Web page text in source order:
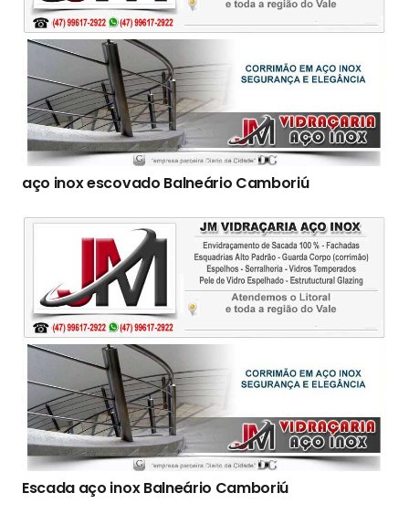
aço inox escovado Balneário Camboriú
Escada aço inox Balneário Camboriú